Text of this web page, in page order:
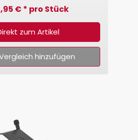
€ * pro Stück
zum Artikel
hinzufügen